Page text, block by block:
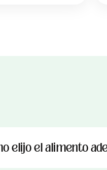
elijo el alimento